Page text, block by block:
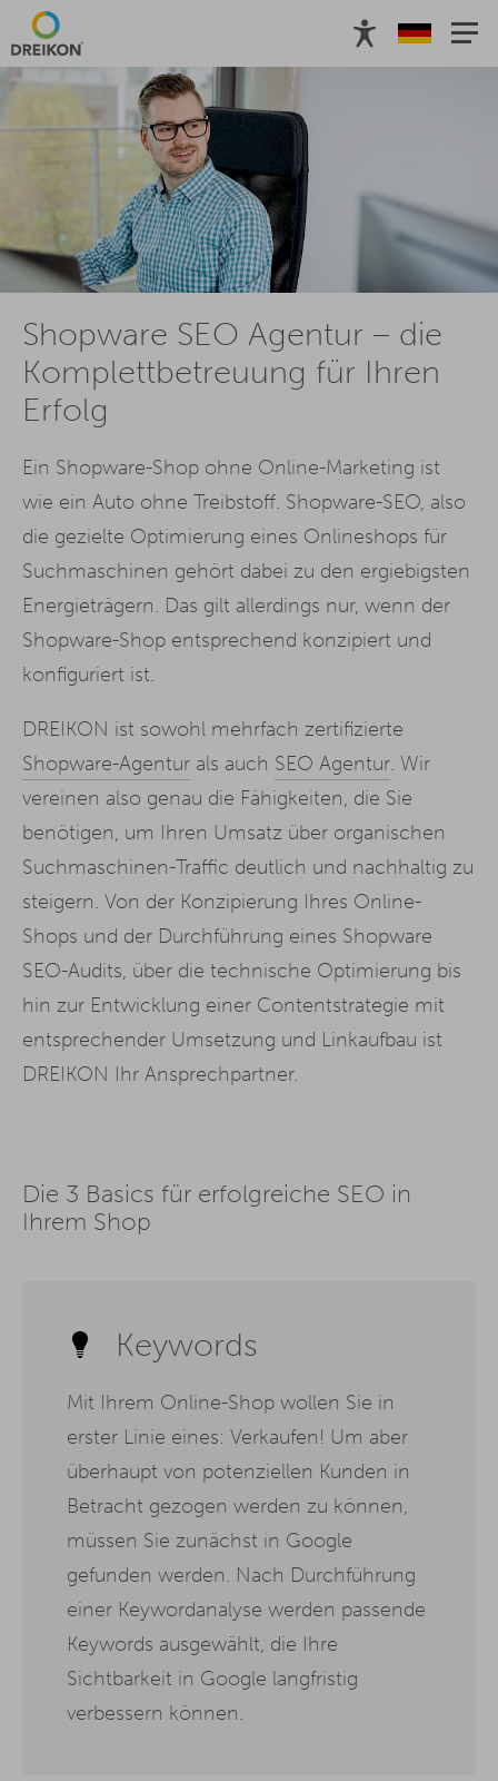
Shopware SEO Agentur – die
Komplettbetreuung für Ihren
Erfolg
Ein Shopware-Shop ohne Online-Marketing ist
wie ein Auto ohne Treibstoff. Shopware-SEO, also
die gezielte Optimierung eines Onlineshops für
Suchmaschinen gehört dabei zu den ergiebigsten
Energieträgern. Das gilt allerdings nur, wenn der
Shopware-Shop entsprechend konzipiert und
konfiguriert ist.
DREIKON ist sowohl mehrfach zertifizierte
Shopware-Agentur als auch SEO Agentur. Wir
vereinen also genau die Fähigkeiten, die Sie
benötigen, um Ihren Umsatz über organischen
Suchmaschinen-Traffic deutlich und nachhaltig zu
steigern. Von der Konzipierung Ihres Online-
Shops und der Durchführung eines Shopware
SEO-Audits, über die technische Optimierung bis
hin zur Entwicklung einer Contentstrategie mit
entsprechender Umsetzung und Linkaufbau ist
DREIKON Ihr Ansprechpartner.
Die 3 Basics für erfolgreiche SEO in
Ihrem Shop
Keywords
Mit Ihrem Online-Shop wollen Sie in
erster Linie eines: Verkaufen! Um aber
überhaupt von potenziellen Kunden in
Betracht gezogen werden zu können,
müssen Sie zunächst in Google
gefunden werden. Nach Durchführung
einer Keywordanalyse werden passende
Keywords ausgewählt, die Ihre
Sichtbarkeit in Google langfristig
verbessern können.